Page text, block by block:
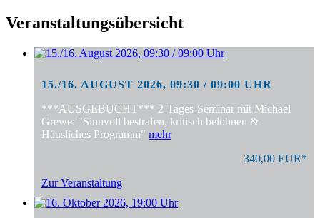
Veranstaltungsübersicht
15./16. AUGUST 2026, 09:30 / 09:00 UHR
***AUSGEBUCHT*** 2-Tages-Seminar mit Michael
Grewe: "Sinnvoll bestrafen, kritisch belohnen &
Häusliches Programm" mehr
340,00 EUR*
Zur Veranstaltung